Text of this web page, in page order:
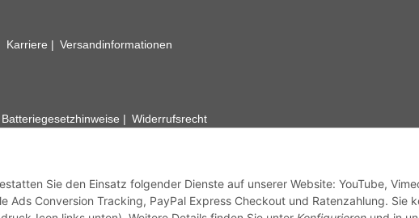
Sie den Einsatz folgender Dienste auf unserer Website: YouTube,
Ads Conversion Tracking, PayPal Express Checkout und Ratenzahlung. Sie
Karriere Versandinformationen
Batteriegesetzhinweise Widerrufsrecht
Kundenservice. Abbildungen der Artikel können beispielhaft sein und vom